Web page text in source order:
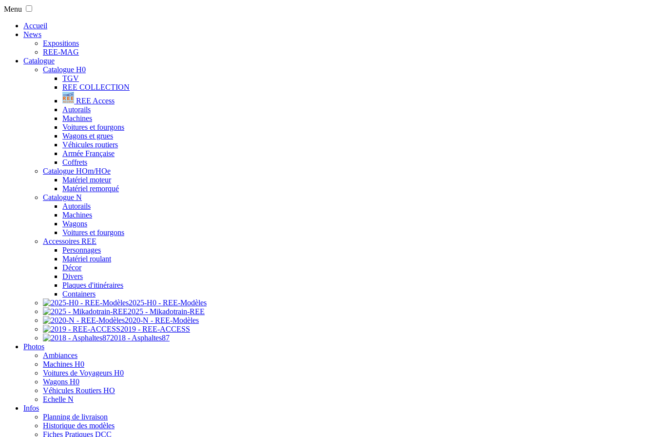
Menu
Accueil
News
Expositions
REE-MAG
Catalogue
Catalogue H0
TGV
REE COLLECTION
REE Access
Autorails
Machines
Voitures et fourgons
Wagons et grues
Véhicules routiers
Armée Française
Coffrets
Catalogue HOm/HOe
Matériel moteur
Matériel remorqué
Catalogue N
Autorails
Machines
Wagons
Voitures et fourgons
Accessoires REE
Personnages
Matériel roulant
Décor
Divers
Plaques d'itinéraires
Containers
2025-H0 - REE-Modèles
2025 - Mikadotrain-REE
2020-N - REE-Modèles
2019 - REE-ACCESS
2018 - Asphaltes87
Photos
Ambiances
Machines H0
Voitures de Voyageurs H0
Wagons H0
Véhicules Routiers HO
Echelle N
Infos
Planning de livraison
Historique des modèles
Fiches Pratiques DCC